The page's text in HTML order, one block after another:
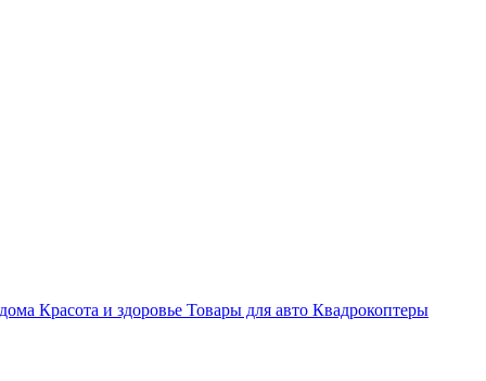
Красота и здоровье Товары для авто Квадрокоптеры